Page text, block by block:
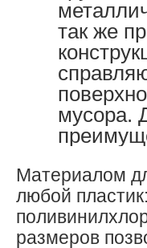
так же
мусора.
Материалом
любой
размеров